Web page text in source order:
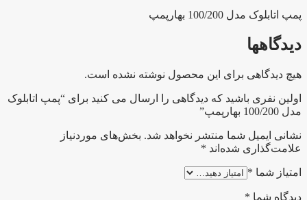
پمپ اتابلوک مدل 100/200 بهارپمپ
دیدگاهها
هیچ دیدگاهی برای این محصول نوشته نشده است.
اولین نفری باشید که دیدگاهی را ارسال می کنید برای “پمپ اتابلوک
مدل 100/200 بهارپمپ”
نشانی ایمیل شما منتشر نخواهد شد. بخش‌های موردنیاز
علامت‌گذاری شده‌اند *
امتیاز شما *
دیدگاه شما *